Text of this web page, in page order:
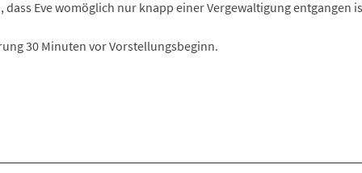
Eve womöglich nur knapp einer Vergewaltigung entgangen
30 Minuten vor Vorstellungsbeginn.